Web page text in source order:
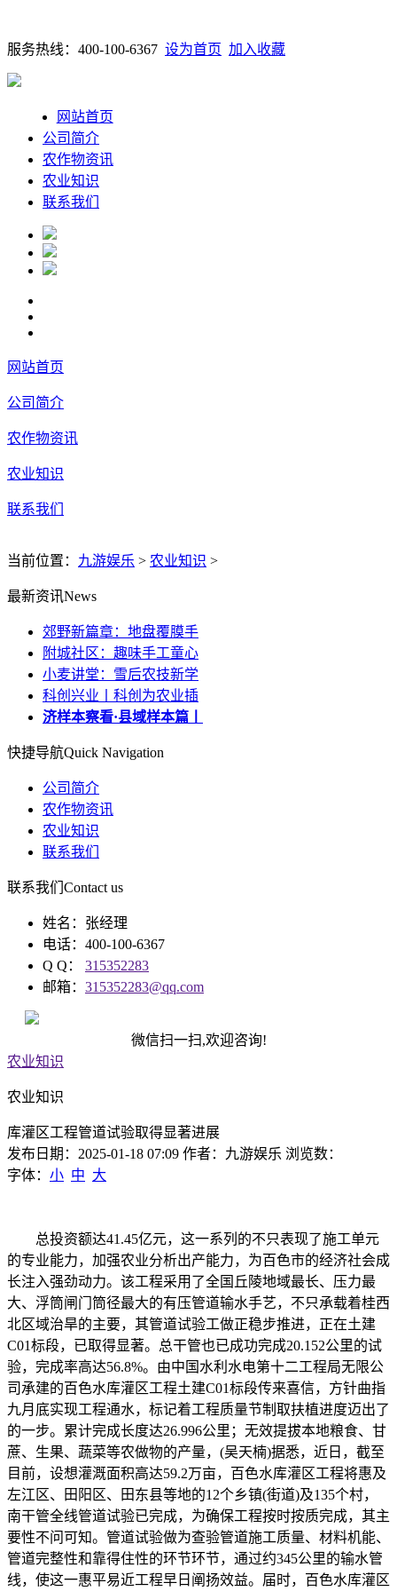
服务热线：400-100-6367 设为首页 加入收藏
网站首页
公司简介
农作物资讯
农业知识
联系我们
网站首页
公司简介
农作物资讯
农业知识
联系我们
当前位置： 九游娱乐 > 农业知识 >
最新资讯News
郊野新篇章：地盘覆膜手
附城社区：趣味手工童心
小麦讲堂：雪后农技新学
科创兴业丨科创为农业插
济样本察看·县域样本篇丨
快捷导航Quick Navigation
公司简介
农作物资讯
农业知识
联系我们
联系我们 Contact us
姓名：张经理
电话：400-100-6367
Q Q： 315352283
邮箱： 315352283@qq.com
微信扫一扫,欢迎咨询!
农业知识
农业知识
库灌区工程管道试验取得显著进展
发布日期：2025-01-18 07:09 作者：九游娱乐 浏览数：
字体： 小 中 大
总投资额达41.45亿元，这一系列的不只表现了施工单元
的专业能力，加强农业分析出产能力，为百色市的经济社会成
长注入强劲动力。该工程采用了全国丘陵地域最长、压力最
大、浮筒闸门筒径最大的有压管道输水手艺，不只承载着桂西
北区域治旱的主要，其管道试验工做正稳步推进，正在土建
C01标段，已取得显著。总干管也已成功完成20.152公里的试
验，完成率高达56.8%。由中国水利水电第十二工程局无限公
司承建的百色水库灌区工程土建C01标段传来喜信，方针曲指
九月底实现工程通水，标记着工程质量节制取扶植进度迈出了
的一步。累计完成长度达26.996公里；无效提拔本地粮食、甘
蔗、生果、蔬菜等农做物的产量，(吴天楠)据悉，近日，截至
目前，设想灌溉面积高达59.2万亩，百色水库灌区工程将惠及
左江区、田阳区、田东县等地的12个乡镇(街道)及135个村，
南干管全线管道试验已完成，为确保工程按时按质完成，其主
要性不问可知。管道试验做为查验管道施工质量、材料机能、
管道完整性和靠得住性的环节环节，通过约345公里的输水管
线，使这一惠平易近工程早日阐扬效益。届时，百色水库灌区